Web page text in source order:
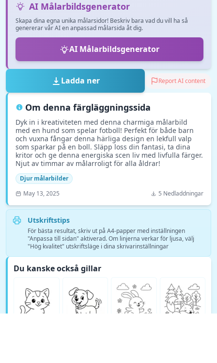
AI Målarbildsgenerator
Skapa dina egna unika målarsidor! Beskriv bara vad du vill ha så
genererar vår AI en anpassad målarsida åt dig.
AI Målarbildsgenerator
Ladda ner Report AI content
Om denna färgläggningssida
Dyk in i kreativiteten med denna charmiga målarbild
med en hund som spelar fotboll! Perfekt för både barn
och vuxna fångar denna härliga design en lekfull valp
som sparkar på en boll. Släpp loss din fantasi, ta dina
kritor och ge denna energiska scen liv med livfulla färger.
Njut av timmar av målarroligt för alla åldrar!
Djur målarbilder
May 13, 2025
5 Nedladdningar
Utskriftstips
För bästa resultat, skriv ut på A4-papper med inställningen
"Anpassa till sidan" aktiverad. Om linjerna verkar för ljusa, välj
"Hög kvalitet" utskriftsläge i dina skrivarinställningar
Du kanske också gillar